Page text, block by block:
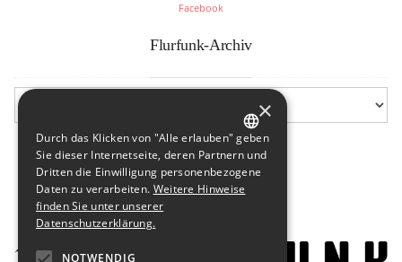
Facebook
Flurfunk-Archiv
GERMAN
ENGLISH
×
Durch das Klicken von "Alle erlauben" geben
Sie dieser Internetseite, deren Partnern und
Dritten die Einwilligung personenbezogene
Daten zu verarbeiten. Weitere Hinweise
finden Sie unter unserer
Datenschutzerklärung.
NOTWENDIG